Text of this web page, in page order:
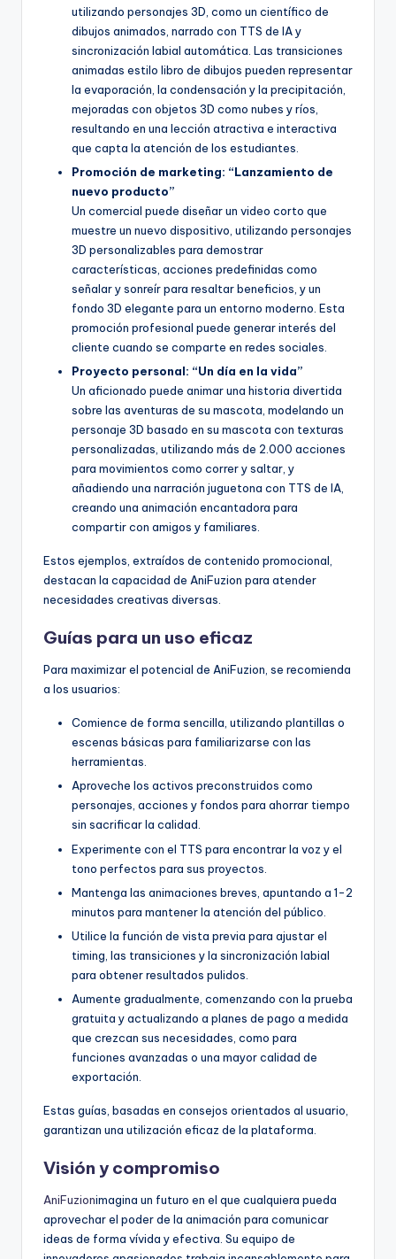
utilizando personajes 3D, como un científico de
dibujos animados, narrado con TTS de IA y
sincronización labial automática. Las transiciones
animadas estilo libro de dibujos pueden representar
la evaporación, la condensación y la precipitación,
mejoradas con objetos 3D como nubes y ríos,
resultando en una lección atractiva e interactiva
que capta la atención de los estudiantes.
Promoción de marketing: “Lanzamiento de
nuevo producto”
Un comercial puede diseñar un video corto que
muestre un nuevo dispositivo, utilizando personajes
3D personalizables para demostrar
características, acciones predefinidas como
señalar y sonreír para resaltar beneficios, y un
fondo 3D elegante para un entorno moderno. Esta
promoción profesional puede generar interés del
cliente cuando se comparte en redes sociales.
Proyecto personal: “Un día en la vida”
Un aficionado puede animar una historia divertida
sobre las aventuras de su mascota, modelando un
personaje 3D basado en su mascota con texturas
personalizadas, utilizando más de 2.000 acciones
para movimientos como correr y saltar, y
añadiendo una narración juguetona con TTS de IA,
creando una animación encantadora para
compartir con amigos y familiares.
Estos ejemplos, extraídos de contenido promocional,
destacan la capacidad de AniFuzion para atender
necesidades creativas diversas.
Guías para un uso eficaz
Para maximizar el potencial de AniFuzion, se recomienda
a los usuarios:
Comience de forma sencilla, utilizando plantillas o
escenas básicas para familiarizarse con las
herramientas.
Aproveche los activos preconstruidos como
personajes, acciones y fondos para ahorrar tiempo
sin sacrificar la calidad.
Experimente con el TTS para encontrar la voz y el
tono perfectos para sus proyectos.
Mantenga las animaciones breves, apuntando a 1-2
minutos para mantener la atención del público.
Utilice la función de vista previa para ajustar el
timing, las transiciones y la sincronización labial
para obtener resultados pulidos.
Aumente gradualmente, comenzando con la prueba
gratuita y actualizando a planes de pago a medida
que crezcan sus necesidades, como para
funciones avanzadas o una mayor calidad de
exportación.
Estas guías, basadas en consejos orientados al usuario,
garantizan una utilización eficaz de la plataforma.
Visión y compromiso
AniFuzionimagina un futuro en el que cualquiera pueda
aprovechar el poder de la animación para comunicar
ideas de forma vívida y efectiva. Su equipo de